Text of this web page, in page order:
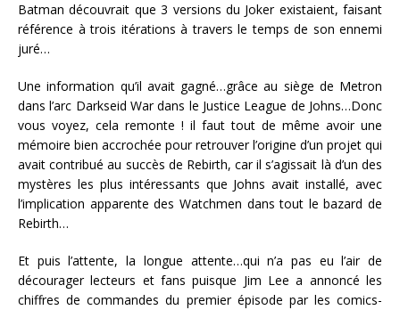
Batman découvrait que 3 versions du Joker existaient, faisant
référence à trois itérations à travers le temps de son ennemi
juré…
Une information qu’il avait gagné…grâce au siège de Metron
dans l’arc Darkseid War dans le Justice League de Johns…Donc
vous voyez, cela remonte ! il faut tout de même avoir une
mémoire bien accrochée pour retrouver l’origine d’un projet qui
avait contribué au succès de Rebirth, car il s’agissait là d’un des
mystères les plus intéressants que Johns avait installé, avec
l’implication apparente des Watchmen dans tout le bazard de
Rebirth…
Et puis l’attente, la longue attente…qui n’a pas eu l’air de
décourager lecteurs et fans puisque Jim Lee a annoncé les
chiffres de commandes du premier épisode par les comics-